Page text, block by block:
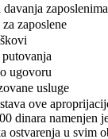
davanja zaposlenima
zaposlene
ugovoru
usluge
ove
dinara namenjen
ostvarenja u svim